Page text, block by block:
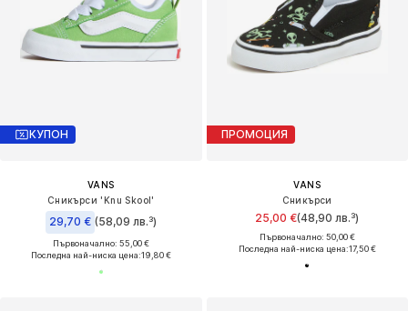
КУПОН
VANS
Сникърси 'Knu Skool'
29,70 € (58,09 лв.³)
Първоначално: 55,00 €
Последна най-ниска цена:19,80 €
ПРОМОЦИЯ
VANS
Сникърси
25,00 €(48,90 лв.³)
Първоначално: 50,00 €
Последна най-ниска цена:17,50 €